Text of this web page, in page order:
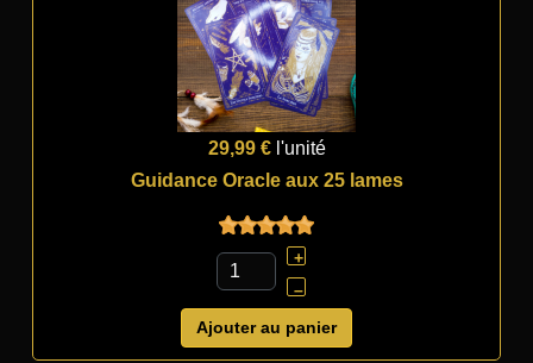
29,99 € l'unité
Guidance Oracle aux 25 lames
+
–
Ajouter au panier